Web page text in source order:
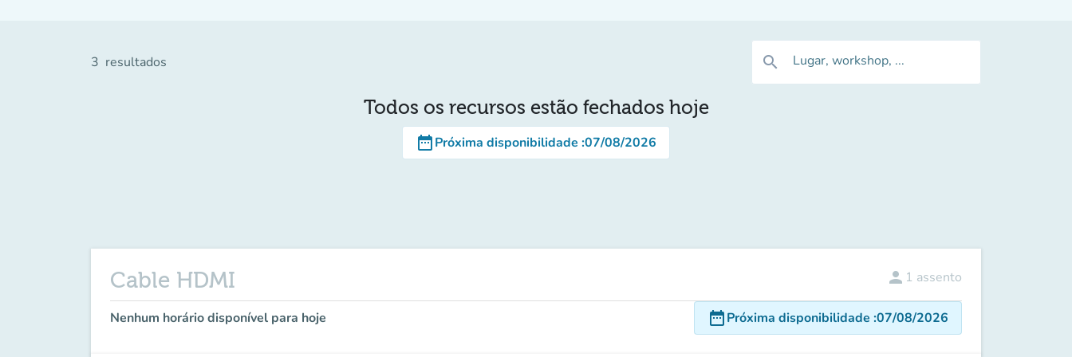
3 resultados search Lugar, workshop, ...
Todos os recursos estão fechados hoje
date_rangePróxima disponibilidade :07/08/2026
Cable HDMI person 1 assento
Nenhum horário disponível para hoje date_rangePróxima disponibilidade :07/08/2026